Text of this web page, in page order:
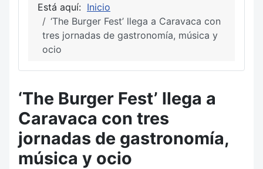
Está aquí: Inicio
‘The Burger Fest’ llega a Caravaca con
tres jornadas de gastronomía, música y
ocio
‘The Burger Fest’ llega a
Caravaca con tres
jornadas de gastronomía,
música y ocio